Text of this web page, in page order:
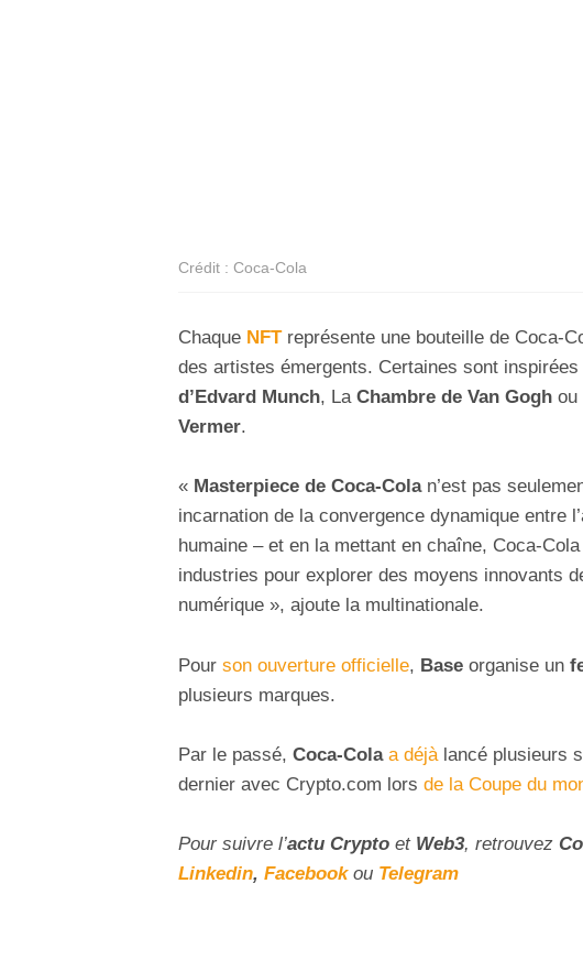
Crédit : Coca-Cola
Chaque NFTreprésente une bouteille de Coca-
des artistes émergents. Certaines sont
d’Edvard Munch, La Chambre de Van Gogh ou
Vermer.
« Masterpiece de Coca-Colan’est pas
incarnation de la convergence dynamique entre
humaine – et en la mettant en chaîne, Coca-
industries pour explorer des moyens innovants
numérique », ajoute la multinationale.
Pour son ouverture officielle, Base organise un
plusieurs marques.
Par le passé, Coca-Cola a déjàlancé plusieurs
dernier avec Crypto.com lors de la Coupe du
Pour suivre l’actu Crypto et Web3, retrouvez
Linkedin, Facebookou Telegram